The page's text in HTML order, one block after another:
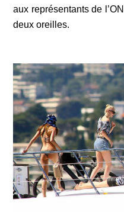
aux représentants de
deux oreilles.